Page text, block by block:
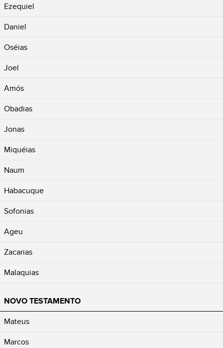
Ezequiel
Daniel
Oséias
Joel
Amós
Obadias
Jonas
Miquéias
Naum
Habacuque
Sofonias
Ageu
Zacarias
Malaquias
NOVO TESTAMENTO
Mateus
Marcos